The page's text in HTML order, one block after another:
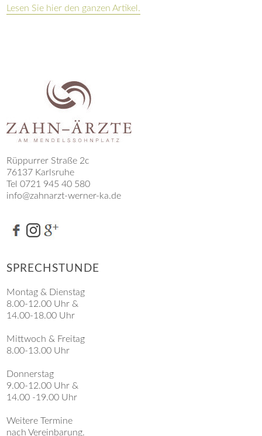
Lesen Sie hier den ganzen Artikel.
Rüppurrer Straße 2c
76137 Karlsruhe
Tel 0721 945 40 580
info@zahnarzt-werner-ka.de
SPRECHSTUNDE
Montag & Dienstag
8.00-12.00 Uhr &
14.00-18.00 Uhr
Mittwoch & Freitag
8.00-13.00 Uhr
Donnerstag
9.00-12.00 Uhr &
14.00 -19.00 Uhr
Weitere Termine
nach Vereinbarung.